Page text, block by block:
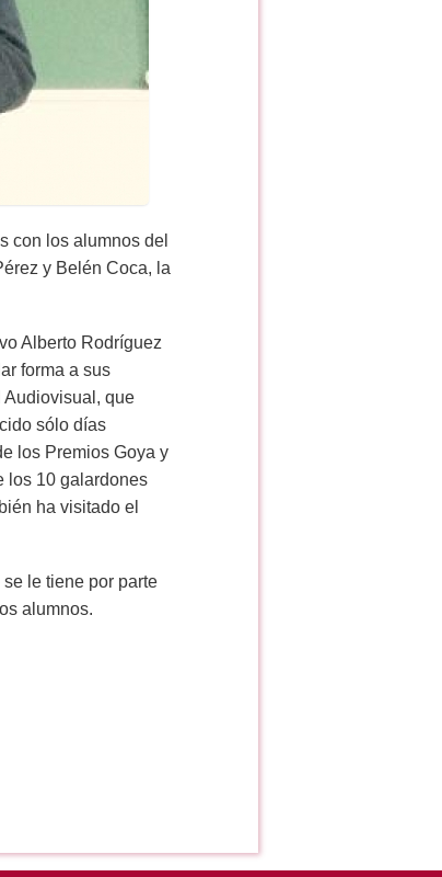
con los alumnos del
y Belén Coca, la
Alberto Rodríguez
forma a sus
Audiovisual, que
sólo días
los Premios Goya y
los 10 galardones
ha visitado el
le tiene por parte
alumnos.